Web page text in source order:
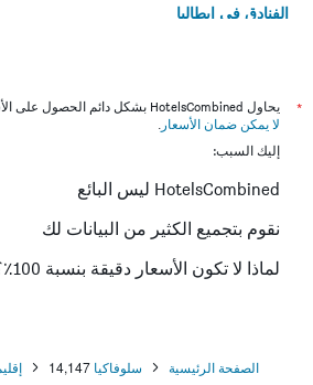
الفنادق في إيطاليا
*
يحاول HotelsCombined بشكل دائم الحصول على الأسعار الدقيقة، ولكن
لا يمكن ضمان الأسعار .
إليك السبب:
HotelsCombined ليس البائع
نقوم بتجميع الكثير من البيانات لك
لماذا لا تكون الأسعار دقيقة بنسبة 100٪؟
الصفحة الرئيسية سلوفاكيا 14,147